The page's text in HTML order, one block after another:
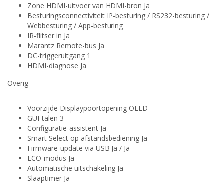
Zone HDMI-uitvoer van HDMI-bron Ja
Besturingsconnectiviteit IP-besturing / RS232-besturing /
Webbesturing / App-besturing
IR-flitser in Ja
Marantz Remote-bus Ja
DC-triggeruitgang 1
HDMI-diagnose Ja
Overig
Voorzijde Displaypoortopening OLED
GUI-talen 3
Configuratie-assistent Ja
Smart Select op afstandsbediening Ja
Firmware-update via USB Ja / Ja
ECO-modus Ja
Automatische uitschakeling Ja
Slaaptimer Ja